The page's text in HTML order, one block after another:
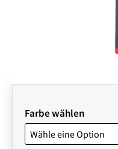
Farbe wählen